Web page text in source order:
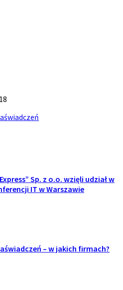
Sp. z o.o. wzięli udział w
IT w Warszawie
– w jakich firmach?